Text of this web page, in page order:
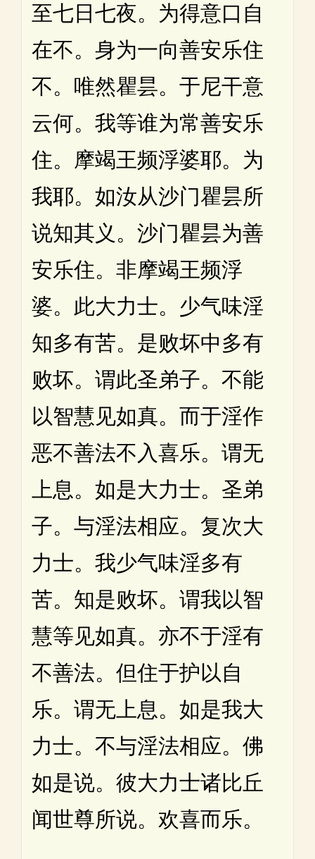
至七日七夜。为得意口自
在不。身为一向善安乐住
不。唯然瞿昙。于尼干意
云何。我等谁为常善安乐
住。摩竭王频浮婆耶。为
我耶。如汝从沙门瞿昙所
说知其义。沙门瞿昙为善
安乐住。非摩竭王频浮
婆。此大力士。少气味淫
知多有苦。是败坏中多有
败坏。谓此圣弟子。不能
以智慧见如真。而于淫作
恶不善法不入喜乐。谓无
上息。如是大力士。圣弟
子。与淫法相应。复次大
力士。我少气味淫多有
苦。知是败坏。谓我以智
慧等见如真。亦不于淫有
不善法。但住于护以自
乐。谓无上息。如是我大
力士。不与淫法相应。佛
如是说。彼大力士诸比丘
闻世尊所说。欢喜而乐。